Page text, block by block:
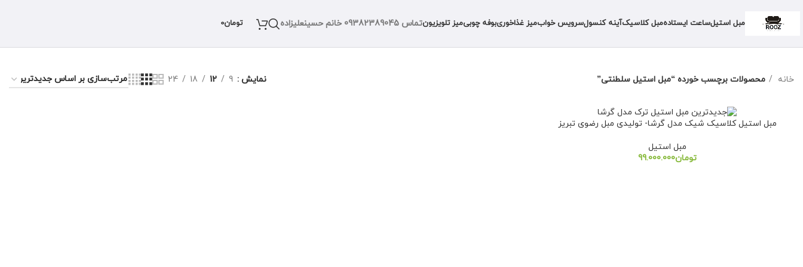
مبل استیلساعت ایستادهمبل کلاسیکآینه کنسولسرویس خوابمیز غذاخوریبوفه چوبیمیز تلویزیونتماس 09382389045 خانم حسینعلیزاده تومان0
خانه محصولات برچسب خورده “مبل استیل سلطنتی” نمایش 9
12
18
24
مبل استیل کلاسیک شیک مدل گرشا- تولیدی مبل رضوی تبریز
مبل استیل
تومان